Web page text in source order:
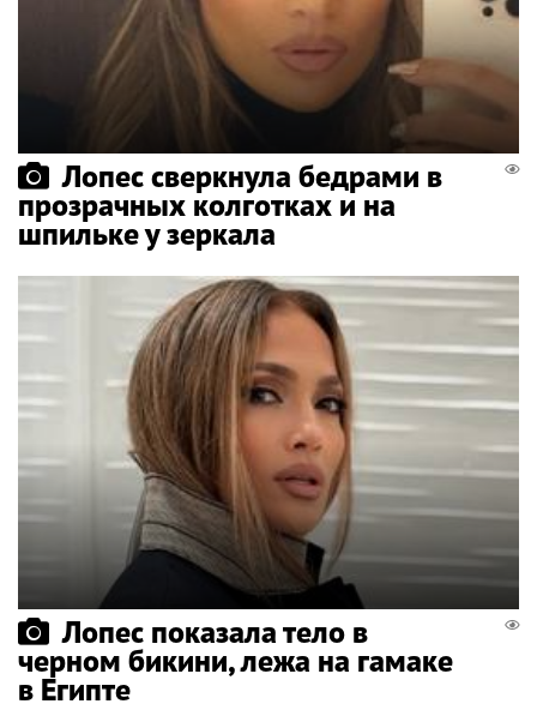
Лопес сверкнула бедрами в
прозрачных колготках и на
шпильке у зеркала
Лопес показала тело в
черном бикини, лежа на гамаке
в Египте